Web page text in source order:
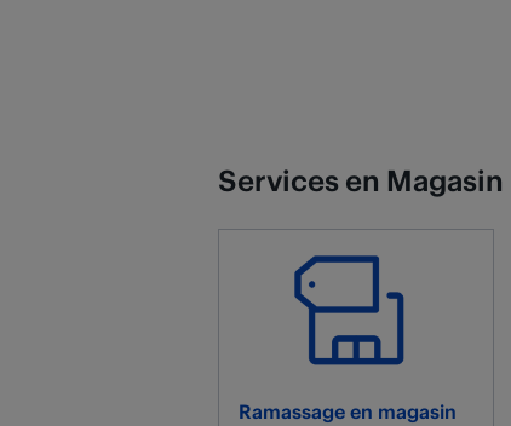
Services en Magasin
Ramassage en magasin